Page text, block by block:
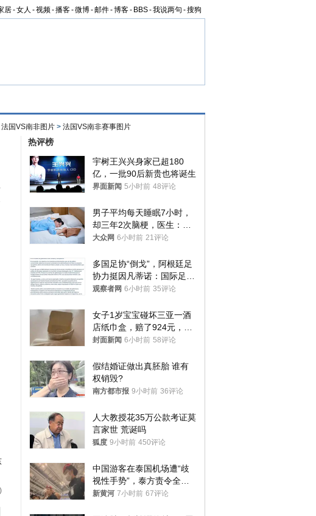
居-女人 -视频-播客-微博-邮件-博客- BBS-我说两句 -搜狗
法国VS南非图片 > 法国VS南非赛事图片
热评榜
宇树王兴兴身家已超180
亿，一批90后新贵也将诞生
界面新闻 5小时前 48评论
男子平均每天睡眠7小时，
却三年2次脑梗，医生：这
样睡觉更伤身
大众网 6小时前 21评论
多国足协“倒戈”，阿根廷足
协力挺因凡蒂诺：国际足联
今后应继续在其领导下前行
观察者网 6小时前 35评论
女子1岁宝宝碰坏三亚一酒
店纸巾盒，赔了924元，发
帖吐槽后酒店退还一半的
封面新闻 6小时前 58评论
假结婚证做出真胚胎 谁有
权销毁?
南方都市报 9小时前 36评论
人大教授花35万公款考证莫
言家世 荒诞吗
狐度 9小时前 450评论
中国游客在泰国机场遭“歧
视性手势”，泰方责令全面
调查，对责任人采取最严厉
新黄河 7小时前 67评论